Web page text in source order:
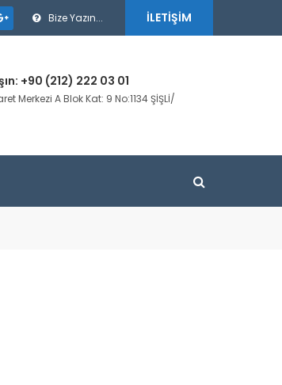
Bize Yazın... İLETIŞIM
+90 (212) 222 03 01
Merkezi A Blok Kat: 9 No:1134 ŞİŞLİ/